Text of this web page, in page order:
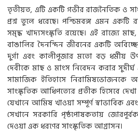
তৃতীয়ত, এটি একটি গভীর রাজনৈতিক ও
প্রশ্ন তুলে ধরেছে। পশ্চিমবঙ্গ এমন একটি
সমৃদ্ধ খাদ্যসংস্কৃতি রয়েছে। এই রাজ্যে
বাঙালির দৈনন্দিন জীবনের একটি
দুর্গা এবং কালীপূজার মতো বড় ধর্মীয়
দেবীকে মাছ ও মাংস নিবেদন করার
সামাজিক ইতিহাসে নিরামিষভোজনকে
সাংস্কৃতিক আধিপত্যের প্রতীক হিসেবে
যেখানে আমিষ খাওয়া সম্পূর্ণ স্বাভাবিক
সেখানে সরকারি পৃষ্ঠপোষকতায়
দেওয়া এক ধরণের সাংস্কৃতিক আগ্রাসন।